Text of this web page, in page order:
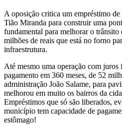
A oposição critica um empréstimo
Tião Miranda para construir uma
fundamental para melhorar o trânsito
milhões de reais que está no forno
infraestrutura.
Até mesmo uma operação com juros
pagamento em 360 meses, de 52
administração João Salame, para
melhorou em muito os bairros da
Empréstimos que só são liberados,
município tem capacidade de
estômago!